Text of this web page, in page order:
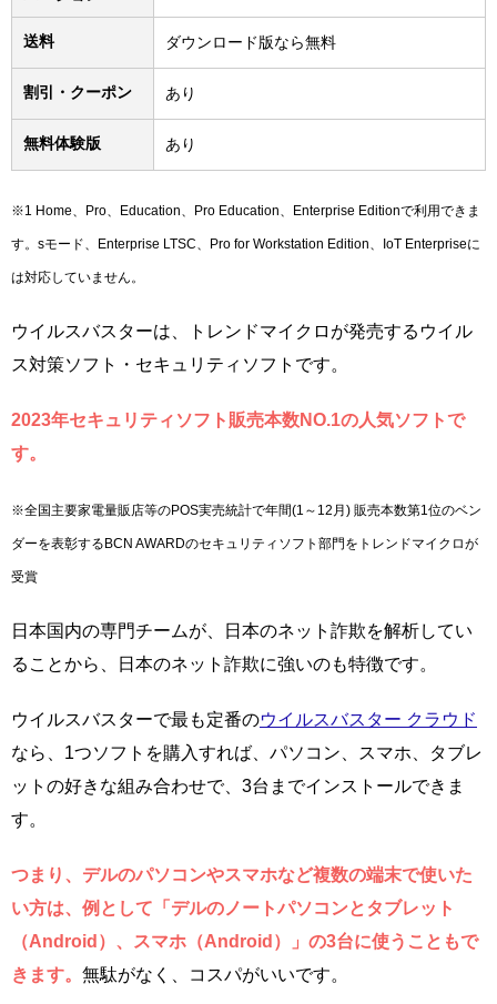
送料 ダウンロード版なら無料
割引・クーポン あり
無料体験版 あり
※1 Home、Pro、Education、Pro Education、Enterprise Editionで利用できま
す。sモード、Enterprise LTSC、Pro for Workstation Edition、IoT Enterpriseに
は対応していません。
ウイルスバスターは、トレンドマイクロが発売するウイル
ス対策ソフト・セキュリティソフトです。
2023年セキュリティソフト販売本数NO.1の人気ソフトで
す。
※全国主要家電量販店等のPOS実売統計で年間(1～12月) 販売本数第1位のベン
ダーを表彰するBCN AWARDのセキュリティソフト部門をトレンドマイクロが
受賞
日本国内の専門チームが、日本のネット詐欺を解析してい
ることから、日本のネット詐欺に強いのも特徴です。
ウイルスバスターで最も定番のウイルスバスター クラウド
なら、1つソフトを購入すれば、パソコン、スマホ、タブレ
ットの好きな組み合わせで、3台までインストールできま
す。
つまり、デルのパソコンやスマホなど複数の端末で使いた
い方は、例として「デルのノートパソコンとタブレット
（Android）、スマホ（Android）」の3台に使うこともで
きます。 無駄がなく、コスパがいいです。